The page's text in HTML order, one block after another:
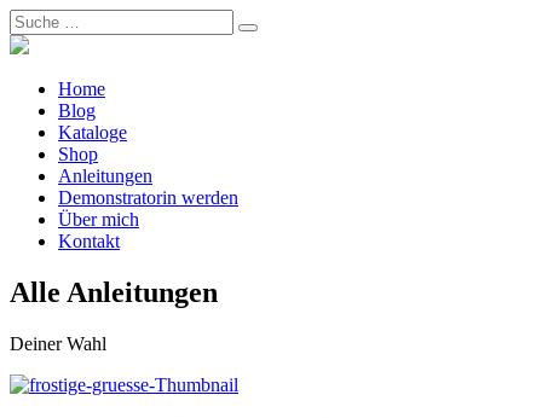
Home
Blog
Kataloge
Shop
Anleitungen
Demonstratorin werden
Über mich
Kontakt
Alle Anleitungen
Deiner Wahl